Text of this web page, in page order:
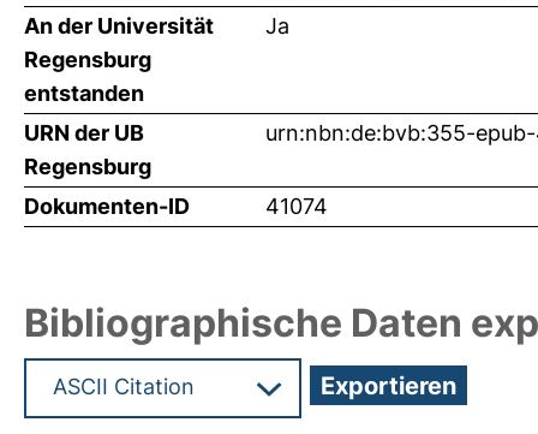
An der Universität
Regensburg
entstanden
Ja
URN der UB
Regensburg
urn:nbn:de:bvb:355-
Dokumenten-ID 41074
Bibliographische Daten